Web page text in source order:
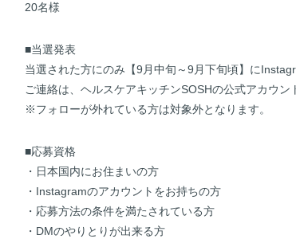
20名様
■当選発表
当選された方にのみ【9月中旬～9月下旬頃】に
ご連絡は、ヘルスケアキッチンSOSHの公式アカウ
※フォローが外れている方は対象外となります。
■応募資格
・日本国内にお住まいの方
・Instagramのアカウントをお持ちの方
・応募方法の条件を満たされている方
・DMのやりとりが出来る方